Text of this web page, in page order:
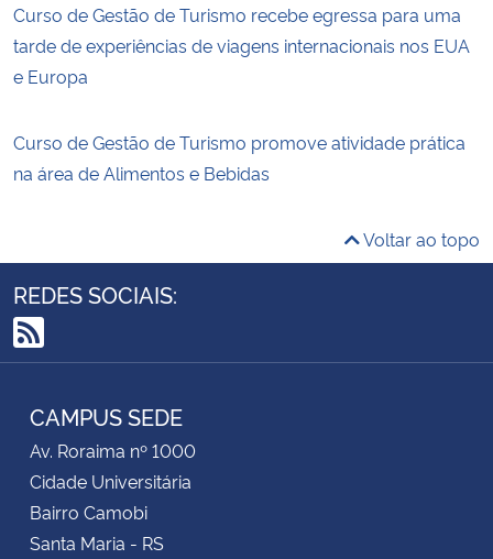
Curso de Gestão de Turismo recebe egressa para uma
tarde de experiências de viagens internacionais nos EUA
e Europa
Curso de Gestão de Turismo promove atividade prática
na área de Alimentos e Bebidas
Voltar ao topo
REDES SOCIAIS:
RSS
CAMPUS SEDE
Av. Roraima nº 1000
Cidade Universitária
Bairro Camobi
Santa Maria - RS